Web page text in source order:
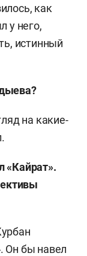
как
у него,
истинный
на какие-
«Кайрат».
Он бы навел